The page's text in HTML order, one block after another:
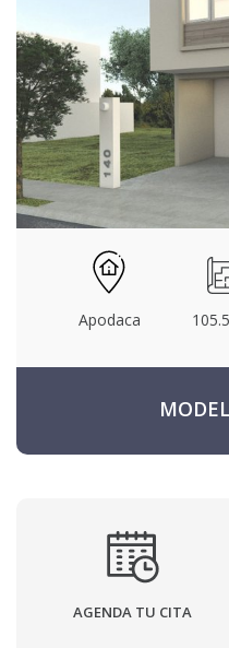
Apodaca
AGENDA TU CITA